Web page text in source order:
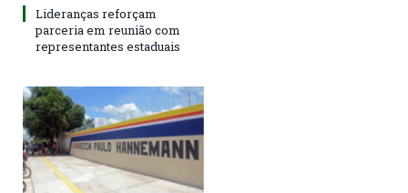
Lideranças reforçam
parceria em reunião com
representantes estaduais